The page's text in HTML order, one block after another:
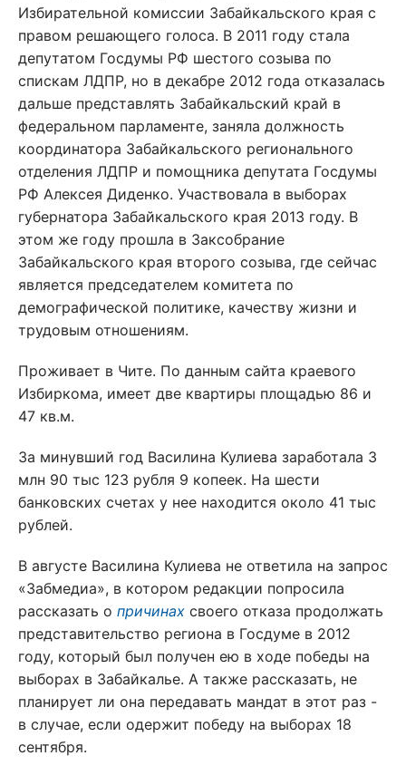
Избирательной комиссии Забайкальского края с
правом решающего голоса. В 2011 году стала
депутатом Госдумы РФ шестого созыва по
спискам ЛДПР, но в декабре 2012 года отказалась
дальше представлять Забайкальский край в
федеральном парламенте, заняла должность
координатора Забайкальского регионального
отделения ЛДПР и помощника депутата Госдумы
РФ Алексея Диденко. Участвовала в выборах
губернатора Забайкальского края 2013 году. В
этом же году прошла в Заксобрание
Забайкальского края второго созыва, где сейчас
является председателем комитета по
демографической политике, качеству жизни и
трудовым отношениям.
Проживает в Чите. По данным сайта краевого
Избиркома, имеет две квартиры площадью 86 и
47 кв.м.
За минувший год Василина Кулиева заработала 3
млн 90 тыс 123 рубля 9 копеек. На шести
банковских счетах у нее находится около 41 тыс
рублей.
В августе Василина Кулиева не ответила на запрос
«Забмедиа», в котором редакции попросила
рассказать о причинах своего отказа продолжать
представительство региона в Госдуме в 2012
году, который был получен ею в ходе победы на
выборах в Забайкалье. А также рассказать, не
планирует ли она передавать мандат в этот раз -
в случае, если одержит победу на выборах 18
сентября.